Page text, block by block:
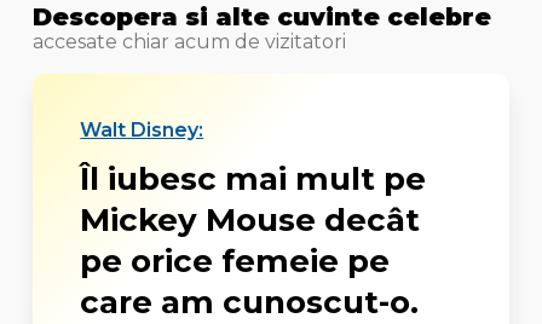
Descopera si alte cuvinte celebre
accesate chiar acum de vizitatori
Walt Disney:
Îl iubesc mai mult pe
Mickey Mouse decât
pe orice femeie pe
care am cunoscut-o.